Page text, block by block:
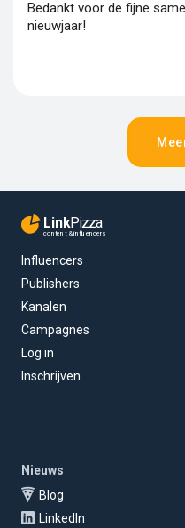
Bedankt voor de fijne
nieuwjaar!
LinkPizza
content & influencers
Influencers
Publishers
Kanalen
Campagnes
Log in
Inschrijven
Nieuws
Blog
LinkedIn